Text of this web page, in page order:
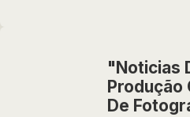
"Noticias
Produção
De